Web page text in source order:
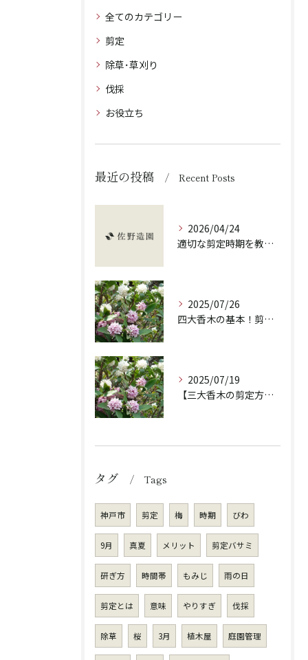
全てのカテゴリー
剪定
除草･草刈り
伐採
お役立ち
最近の投稿 Recent Posts
2026/04/24
適切な剪定時期を教えます！
2025/07/26
四大香木の基本！剪定の重要性と違いを解説！
2025/07/19
【三大香木の剪定方法】香りを楽しむ庭木のお手入れ
タグ Tags
神戸市 剪定 梅 時期 びわ
9月 真夏 メリット 剪定バサミ
研ぎ方 時間帯 もみじ 雨の日
剪定とは 意味 やりすぎ 伐採
除草 桜 3月 植木屋 庭園管理